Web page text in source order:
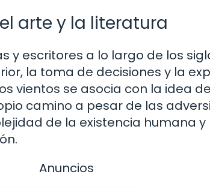
arte y la literatura
y escritores a lo largo de los
la toma de decisiones y la
vientos se asocia con la idea
camino a pesar de las
de la existencia humana
Anuncios